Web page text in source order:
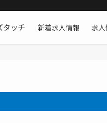
ビズタッチ
新着求人情報 求